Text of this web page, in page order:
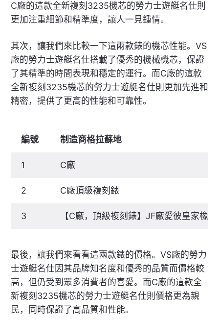
C廠的這款全新複刻3235機芯的勞力士遊艇名仕則
更加注重細節和精準度，讓人一見鍾情。
其次，讓我們來比較一下這兩款錶的機芯性能。VS
廠的勞力士遊艇名仕搭載了優秀的機械機芯，保證
了其精準的時間表現和穩定的運行。而C廠的這款
全新複刻3235機芯的勞力士遊艇名仕則更加先進和
精密，提供了更高的性能和可靠性。
編號 制造商格拉蘇地
1 C廠
2 C廠頂級複刻錶
3 【C廠，頂級複刻錶】JF廠愛彼皇家橡
最後，讓我們來看看這兩款錶的價格。VS廠的勞力
士遊艇名仕因其品牌知名度和優秀的品質而價格較
高，但仍受到眾多消費者的喜愛。而C廠的這款全
新複刻3235機芯的勞力士遊艇名仕則價格更為親
民，同時保證了高品質和性能。